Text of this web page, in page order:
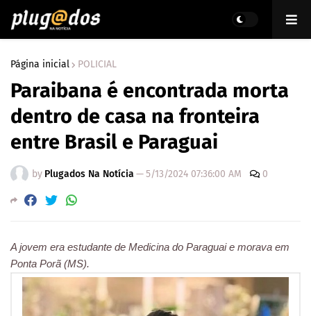
Página inicial POLICIAL
Paraibana é encontrada morta
dentro de casa na fronteira
entre Brasil e Paraguai
by Plugados Na Notícia —5/13/2024 07:36:00 AM 0
A jovem era estudante de Medicina do Paraguai e morava em
Ponta Porã (MS).